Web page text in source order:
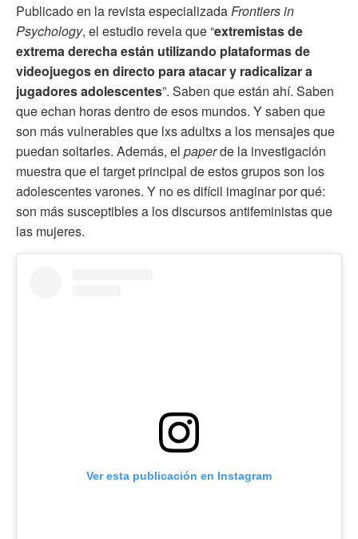
Publicado en la revista especializadaFrontiers in
Psychology, el estudio revela que “extremistas de
extrema derecha están utilizando plataformas de
videojuegos en directo para atacar y radicalizar a
jugadores adolescentes”. Saben que están ahí. Saben
que echan horas dentro de esos mundos. Y saben que
son más vulnerables que lxs adultxs a los mensajes que
puedan soltarles. Además, el paperde la investigación
muestra que el target principal de estos grupos son los
adolescentes varones. Y no es difícil imaginar por qué:
son más susceptibles a los discursos antifeministas que
las mujeres.
Ver esta publicación en Instagram